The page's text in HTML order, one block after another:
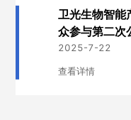
卫光生物智能
众参与第二次
2025-7-22
查看详情